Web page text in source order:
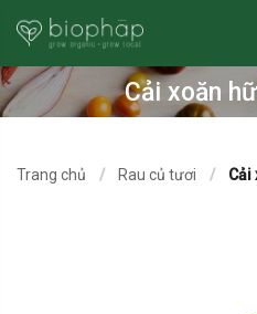
Cải xoăn
Trang chủ Rau củ tươi Cải